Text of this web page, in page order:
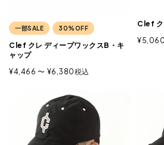
一部SALE 30%OFF
Clef クレ ディープワックスB・キ
ャップ
¥4,466 〜 ¥6,380税込
Clef ク
¥5,060